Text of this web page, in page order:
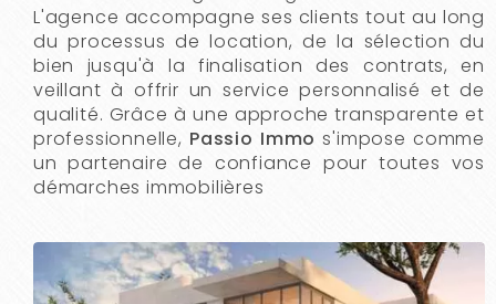
L'agence accompagne ses clients tout au long
du processus de location, de la sélection du
bien jusqu'à la finalisation des contrats, en
veillant à offrir un service personnalisé et de
qualité. Grâce à une approche transparente et
professionnelle, Passio Immo s'impose comme
un partenaire de confiance pour toutes vos
démarches immobilières